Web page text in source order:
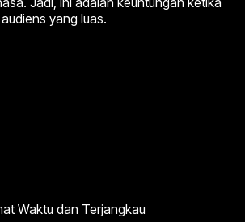
yang luas.
Waktu dan Terjangkau